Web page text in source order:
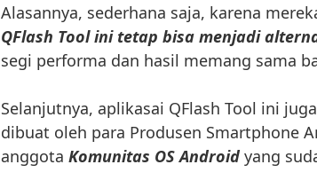
Alasannya, sederhana saja, karena
QFlash Tool ini tetap bisa menjadi
segi performa dan hasil memang sama
Selanjutnya, aplikasai QFlash Tool ini
dibuat oleh para Produsen Smartphone
anggota Komunitas OS Android yang